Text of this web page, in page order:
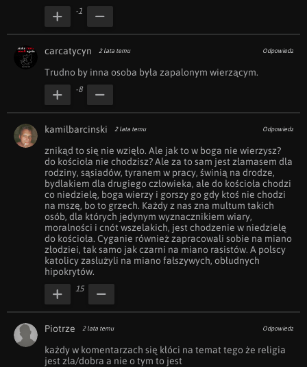
-1
carcatycyn 2 lata temu Odpowiedz
Trudno by inna osoba była zapalonym wierzącym.
-8
kamilbarcinski 2 lata temu Odpowiedz
znikąd to się nie wzięło. Ale jak to w boga nie wierzysz?
do kościoła nie chodzisz? Ale za to sam jest złamasem dla
rodziny, sąsiadów, tyranem w pracy, świnią na drodze,
bydlakiem dla drugiego człowieka, ale do kościoła chodzi
co niedzielę, boga wierzy i gorszy go gdy ktoś nie chodzi
na mszę, bo to grzech. Każdy z nas zna multum takich
osób, dla których jedynym wyznacznikiem wiary,
moralności i cnót wszelakich, jest chodzenie w niedzielę
do kościoła. Cyganie również zapracowali sobie na miano
złodziei, tak samo jak czarni na miano rasistów. A polscy
katolicy zasłużyli na miano fałszywych, obłudnych
hipokrytów.
15
Piotrze 2 lata temu Odpowiedz
każdy w komentarzach się kłóci na temat tego że religia
jest zła/dobra a nie o tym to jest